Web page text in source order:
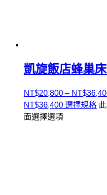
凱旋飯店蜂巢
NT$20,800 – NT$
NT$36,400 選擇規格
面選擇選項